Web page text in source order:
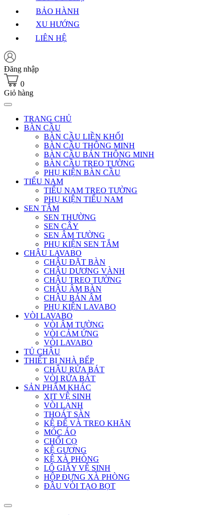
BẢO HÀNH
XU HƯỚNG
LIÊN HỆ
Đăng nhập
0
Giỏ hàng
TRANG CHỦ
BÀN CẦU
BÀN CẦU LIỀN KHỐI
BÀN CẦU THÔNG MINH
BÀN CẦU BÁN THÔNG MINH
BÀN CẦU TREO TƯỜNG
PHỤ KIỆN BÀN CẦU
TIỂU NAM
TIỂU NAM TREO TƯỜNG
PHỤ KIỆN TIỂU NAM
SEN TẮM
SEN THƯỜNG
SEN CÂY
SEN ÂM TƯỜNG
PHỤ KIỆN SEN TẮM
CHẬU LAVABO
CHẬU ĐẶT BÀN
CHẬU DƯƠNG VÀNH
CHẬU TREO TƯỜNG
CHẬU ÂM BÀN
CHẬU BÁN ÂM
PHỤ KIỆN LAVABO
VÒI LAVABO
VÒI ÂM TƯỜNG
VÒI CẢM ỨNG
VÒI LAVABO
TỦ CHẬU
THIẾT BỊ NHÀ BẾP
CHẬU RỬA BÁT
VÒI RỬA BÁT
SẢN PHẨM KHÁC
XỊT VỆ SINH
VÒI LẠNH
THOÁT SÀN
KỆ ĐỂ VÀ TREO KHĂN
MÓC ÁO
CHỔI CỌ
KỆ GƯƠNG
KỆ XÀ PHÒNG
LÔ GIẤY VỆ SINH
HỘP ĐỰNG XÀ PHÒNG
ĐẦU VÒI TẠO BỌT